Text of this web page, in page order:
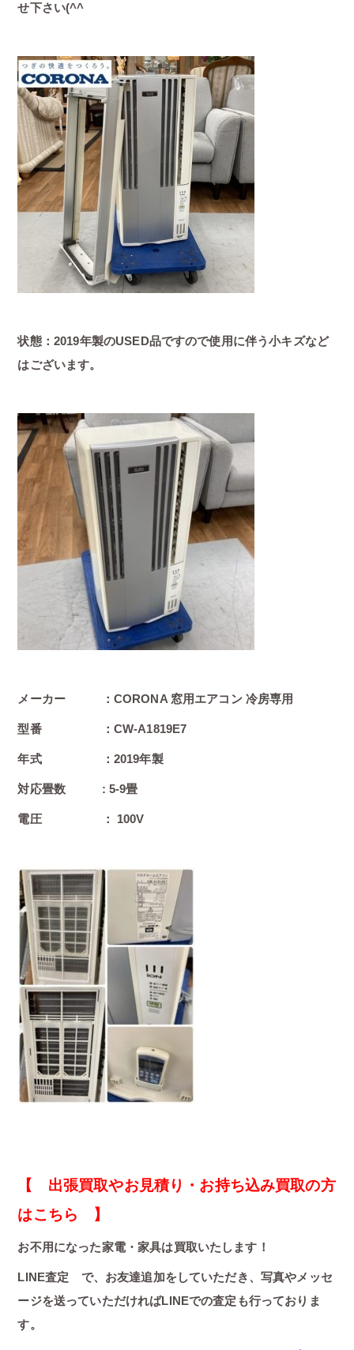
せ下さい(^^
状態：2019年製のUSED品ですので使用に伴う小キズなど
はございます。
メーカー ：CORONA 窓用エアコン 冷房専用
型番 ：CW-A1819E7
年式 ：2019年製
対応畳数 : 5-9畳
電圧 ： 100V
【 出張買取やお見積り・お持ち込み買取の方
はこちら 】
お不用になった家電・家具は買取いたします！
LINE査定 で、お友達追加をしていただき、写真やメッセ
ージを送っていただければLINEでの査定も行っておりま
す。